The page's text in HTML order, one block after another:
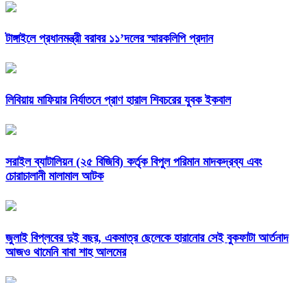
টাঙ্গাইলে প্রধানমন্ত্রী বরাবর ১১’দলের স্মারকলিপি প্রদান
লিবিয়ায় মাফিয়ার নির্যাতনে প্রাণ হারাল শিবচরের যুবক ইকবাল
সরাইল ব্যাটালিয়ন (২৫ বিজিবি) কর্তৃক বিপুল পরিমান মাদকদ্রব্য এবং
চোরাচালানী মালামাল আটক
জুলাই বিপ্লবের দুই বছর, একমাত্র ছেলেকে হারানোর সেই বুকফাটা আর্তনাদ
আজও থামেনি বাবা শাহ আলমের